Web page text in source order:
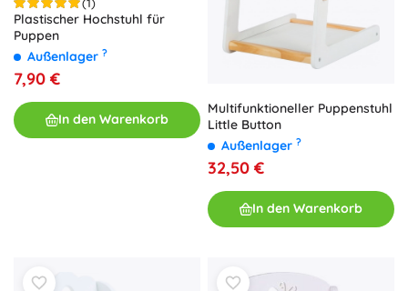
Plastischer Hochstuhl für
Puppen
Außenlager ?
7,90 €
In den Warenkorb
Multifunktioneller Puppenstuhl
Little Button
Außenlager ?
32,50 €
In den Warenkorb